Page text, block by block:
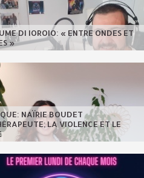
DI IOROIO: « ENTRE ONDES ET
»
NAÏRIE BOUDET
LA VIOLENCE ET LE